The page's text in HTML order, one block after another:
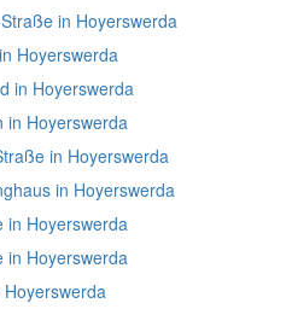
in Hoyerswerda
Hoyerswerda
in Hoyerswerda
in Hoyerswerda
in Hoyerswerda
in Hoyerswerda
in Hoyerswerda
in Hoyerswerda